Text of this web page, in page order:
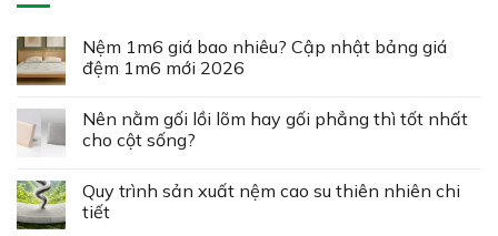
Nệm 1m6 giá bao nhiêu? Cập nhật bảng giá
đệm 1m6 mới 2026
Nên nằm gối lồi lõm hay gối phẳng thì tốt nhất
cho cột sống?
Quy trình sản xuất nệm cao su thiên nhiên chi
tiết